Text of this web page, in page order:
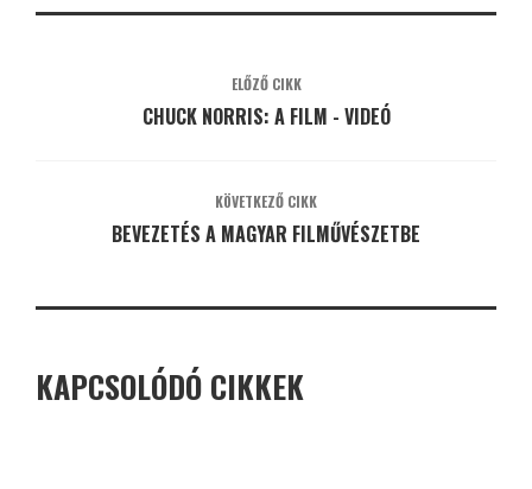
ELŐZŐ CIKK
CHUCK NORRIS: A FILM - VIDEÓ
KÖVETKEZŐ CIKK
BEVEZETÉS A MAGYAR FILMŰVÉSZETBE
KAPCSOLÓDÓ CIKKEK